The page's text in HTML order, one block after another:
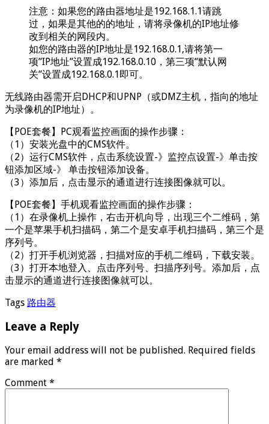
注意：如果您的路由器地址是192.168.1.1请跳
过，如果是其他的的地址，请将录像机的IP地址修
改到相关的网段内。
如您的路由器的IP地址是192.168.0.1,请将第一
项”IP地址”设置成192.168.0.10，第三项”默认网
关”设置成192.168.0.1即可。
无线路由器需开启DHCP和UPNP（或DMZ主机，指向的地址
为录像机的IP地址）。
【POE套餐】PC观看监控画面的操作步骤：
（1）安装光盘中的CMS软件。
（2）运行CMS软件，点击系统设置-》监控点设置-》单击按
钮添加区域-》 单击按钮添加设备。
（3）添加后，点击显示的通道进行连接图像就可以。
【POE套餐】手机观看监控画面的操作步骤：
（1）在录像机上操作，右击开机向导，出现三个二维码，第
一个是苹果手机扫描码，第二个是安卓手机扫描码，第三个是
序列号。
（2）打开手机浏览器，扫描对应的手机二维码，下载安装。
（3）打开本地登入、点击序列号、扫描序列号。添加后，点
击显示的通道进行连接图像就可以。
Tags 路由器
Leave a Reply
Your email address will not be published. Required fields
are marked *
Comment *